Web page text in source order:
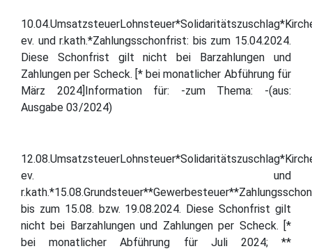
ev. und r.kath.*Zahlungsschonfrist: bis zum 15.04.2024.
Diese Schonfrist gilt nicht bei Barzahlungen und
Zahlungen per Scheck. [* bei monatlicher Abführung für
März 2024]Information für: -zum Thema: -(aus:
Ausgabe 03/2024)
ev. und
bis zum 15.08. bzw. 19.08.2024. Diese Schonfrist gilt
nicht bei Barzahlungen und Zahlungen per Scheck. [*
bei monatlicher Abführung für Juli 2024; **